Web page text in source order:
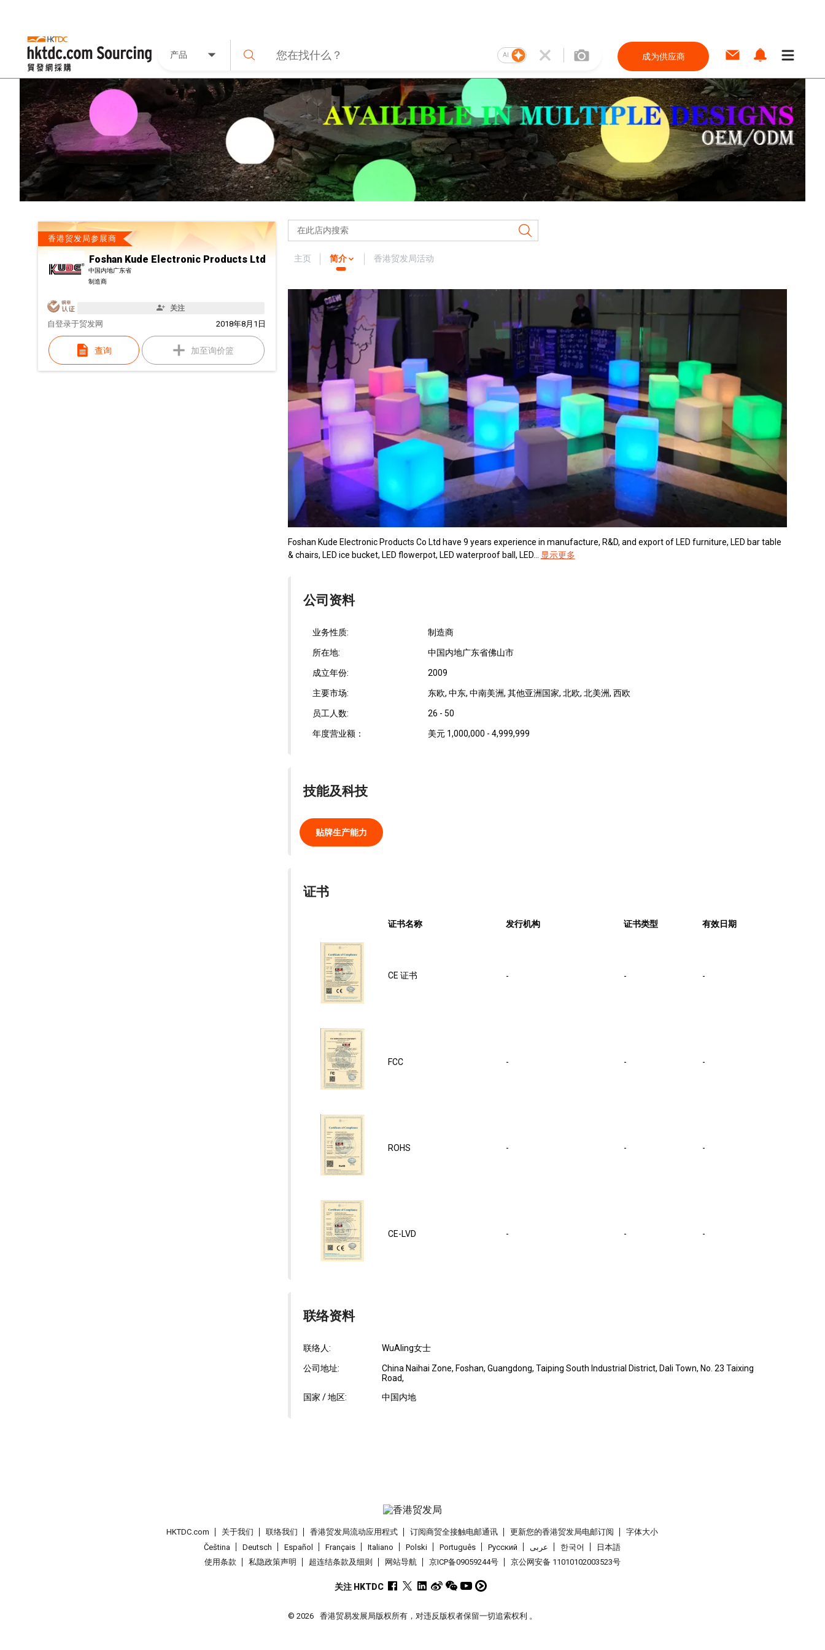
产品 AI 成为供应商
香港贸发局参展商
Foshan Kude Electronic Products Ltd
中国内地广东省
制造商
关注
自 2018年8月1日
登录于贸发网
查询 加至询价篮
主页 简介 香港贸发局活动
Foshan Kude Electronic Products Co Ltd have 9 years experience in manufacture, R&D, and export of LED furniture, LED bar table
& chairs, LED ice bucket, LED flowerpot, LED waterproof ball, LED...
显示更多
公司资料
业务性质: 制造商
所在地: 中国内地广东省佛山市
成立年份: 2009
主要市场: 东欧, 中东, 中南美洲, 其他亚洲国家, 北欧, 北美洲, 西欧
员工人数: 26 - 50
年度营业额： 美元 1,000,000 - 4,999,999
技能及科技
贴牌生产能力
证书
证书名称 发行机构 证书类型 有效日期
CE 证书 - - -
FCC - - -
ROHS - - -
CE-LVD - - -
联络资料
联络人: WuAling女士
公司地址:
China Naihai Zone, Foshan, Guangdong, Taiping South Industrial District, Dali Town, No. 23 Taixing
Road,
国家 / 地区:
中国内地
HKTDC.com 关于我们 联络我们 香港贸发局流动应用程式 订阅商贸全接触电邮通讯 更新您的香港贸发局电邮订阅
字体大小
Čeština
Deutsch Español Français Italiano Polski Português Pусский عربى 한국어
日本語
使用条款
私隐政策声明 超连结条款及细则 网站导航 京ICP备09059244号 京公网安备 11010102003523号
关注 HKTDC
© 2026 香港贸易发展局版权所有，对违反版权者保留一切追索权利 。